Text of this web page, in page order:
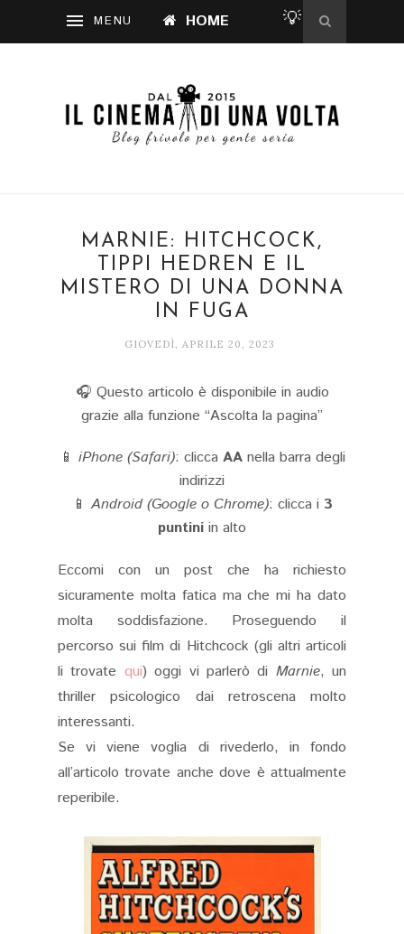
HOME 💡
MARNIE: HITCHCOCK,
TIPPI HEDREN E IL
MISTERO DI UNA DONNA
IN FUGA
GIOVEDÌ, APRILE 20, 2023
🎧 Questo articolo è disponibile in audio
grazie alla funzione “Ascolta la pagina”
📱 iPhone (Safari): clicca AAnella barra degli
indirizzi
📱 Android (Google o Chrome): clicca i 3
puntini in alto
Eccomi con un post che ha richiesto
sicuramente molta fatica ma che mi ha dato
molta soddisfazione. Proseguendo il
percorso sui film di Hitchcock (gli altri articoli
li trovate qui) oggi vi parlerò di Marnie, un
thriller psicologico dai retroscena molto
interessanti.
Se vi viene voglia di rivederlo, in fondo
all’articolo trovate anche dove è attualmente
reperibile.